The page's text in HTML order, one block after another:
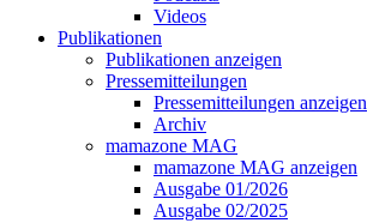
Videos
Publikationen
Publikationen anzeigen
Pressemitteilungen
Pressemitteilungen anzeigen
Archiv
mamazone MAG
mamazone MAG anzeigen
Ausgabe 01/2026
Ausgabe 02/2025